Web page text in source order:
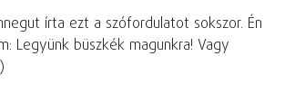
írta ezt a szófordulatot sokszor. Én
Legyünk büszkék magunkra! Vagy